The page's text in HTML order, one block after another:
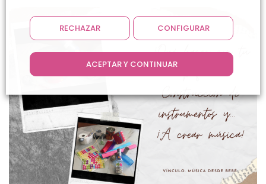
RECHAZAR CONFIGURAR
ACEPTAR Y CONTINUAR